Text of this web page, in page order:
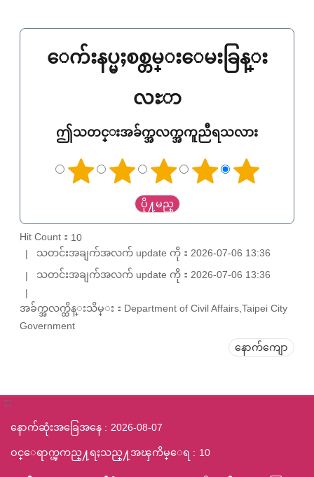
ေက်းနပ္မႈစစ္တမ္းေမးခြန္း
လႊာ
ဤသတင္းအခ်က္အလက္အကူညီရသလား
Hit Count： 10
သတင်းအချက်အလက် update ကို：2026-07-06 13:36
သတင်းအချက်အလက် update ကို：2026-07-06 13:36
အခ်က္အလက္ထိန္းသိမ္း：Department of Civil Affairs,Taipei City
Government
နောက်ကျော
:::
နောက်ဆုံးအခြေအနေ 2026-08-07
ဝင္ေရာက္ၾကည္႔ရႈသည္႔အၾကိမ္ေရ 10